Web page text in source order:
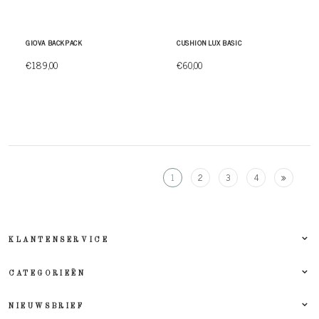
GIOVA BACKPACK
€189,00
CUSHION LUX BASIC
€60,00
1 2 3 4
KLANTENSERVICE
CATEGORIEËN
NIEUWSBRIEF